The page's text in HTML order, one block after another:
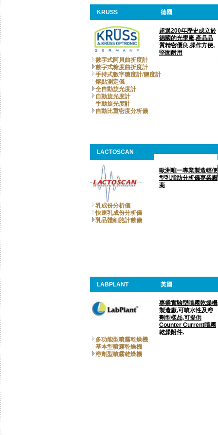
KRUSS 德國
超過200年歷史成立於
德國的光學廠,產品品
質精密優良,操作方便,
堅固耐用
數字式阿貝曲折度計
數字式糖度曲折度計
手持式數字糖度計/鹽度計
熔點測定儀
全自動旋光度計
自動旋光度計
手動旋光度計
自動比重密度分析儀
LACTOSCAN
歐洲唯一專業製造輕便
型乳脂肪分析儀專業廠
商
乳成份分析儀
快速乳成份分析儀
乳品體細胞計數儀
LABPLANT 英國
專業實驗型噴霧乾燥機
製造廠,可噴水性及溶
劑型樣品,可提供
Counter Current噴霧
乾燥附件.
多功能型噴霧乾燥機
基本型噴霧乾燥機
溶劑型噴霧乾燥機